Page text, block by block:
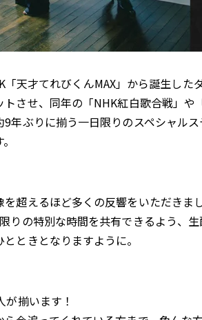
天才てれびくんMAX」から誕生した
させ、同年の「NHK紅白歌合戦」
年ぶりに揃う一日限りのスペシャル
超えるほど多くの反響をいただきまし
りの特別な時間を共有できるよう、
ときとなりますように。
揃います！